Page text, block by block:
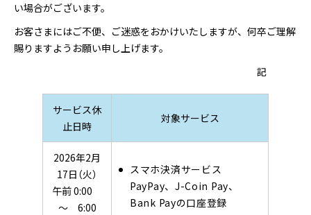
い場合がございます。
お客さまにはご不便、ご迷惑をおかけいたしますが、何卒ご理解
賜りますようお願い申し上げます。
記
サービス休
止日時
対象サービス
2026年2月
17日（火）
午前 0:00
～ 6:00
スマホ決済サービス
PayPay、J-Coin Pay、
Bank Payの口座登録